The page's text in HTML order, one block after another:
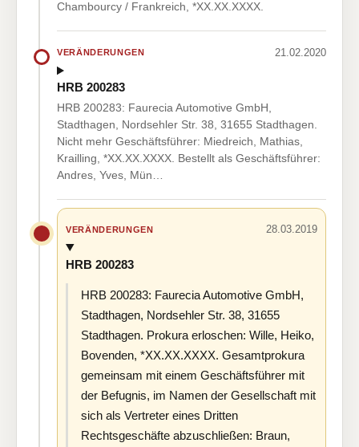
Chambourcy / Frankreich, *XX.XX.XXXX.
VERÄNDERUNGEN 21.02.2020
HRB 200283
HRB 200283: Faurecia Automotive GmbH,
Stadthagen, Nordsehler Str. 38, 31655 Stadthagen.
Nicht mehr Geschäftsführer: Miedreich, Mathias,
Krailling, *XX.XX.XXXX. Bestellt als Geschäftsführer:
Andres, Yves, Mün…
VERÄNDERUNGEN 28.03.2019
HRB 200283
HRB 200283: Faurecia Automotive GmbH,
Stadthagen, Nordsehler Str. 38, 31655
Stadthagen. Prokura erloschen: Wille, Heiko,
Bovenden, *XX.XX.XXXX. Gesamtprokura
gemeinsam mit einem Geschäftsführer mit
der Befugnis, im Namen der Gesellschaft mit
sich als Vertreter eines Dritten
Rechtsgeschäfte abzuschließen: Braun,